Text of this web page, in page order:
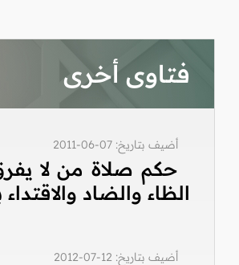
فتاوى أخرى
أضيف بتاريخ: 07-06-2011
حكم صلاة من لا
الظاء والضاد والاقتداء
أضيف بتاريخ: 12-07-2012